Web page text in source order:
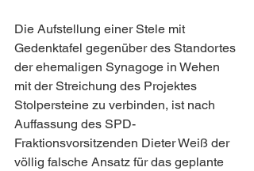
Die Aufstellung einer Stele mit
Gedenktafel gegenüber des Standortes
der ehemaligen Synagoge in Wehen
mit der Streichung des Projektes
Stolpersteine zu verbinden, ist nach
Auffassung des SPD-
Fraktionsvorsitzenden Dieter Weiß der
völlig falsche Ansatz für das geplante